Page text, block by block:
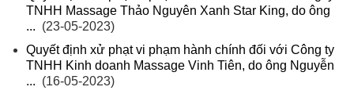
TNHH Massage Thảo Nguyên Xanh Star King, do ông
... (23-05-2023)
Quyết định xử phạt vi phạm hành chính đối với Công ty
TNHH Kinh doanh Massage Vinh Tiên, do ông Nguyễn
... (16-05-2023)